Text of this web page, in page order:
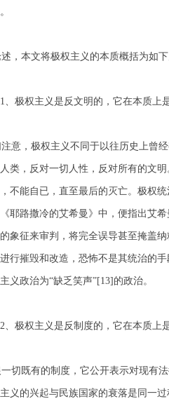
，本文将极权主义的本质概括为如
反文明的，它在本质上是
意，极权主义不同于以往历史上曾
类，反对一切人性，反对所有的文
不能自已，直至最后的灭亡。极权
耶路撒冷的艾希曼》中，便指出艾
象征来审判，将完全误导甚至掩盖
行摧毁和改造，恐怖不是其统治的
义政治为“缺乏笑声”[13]的政治。
反制度的，它在本质上是
切既有的制度，它公开表示对现有
义的兴起与民族国家的衰落是同一